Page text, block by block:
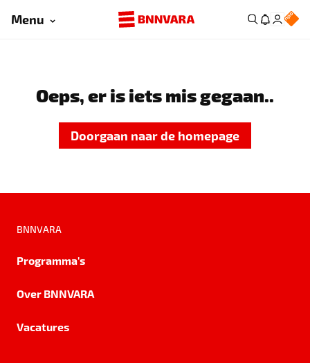
Menu
Oeps, er is iets mis gegaan..
Doorgaan naar de homepage
BNNVARA
Programma's
Over BNNVARA
Vacatures